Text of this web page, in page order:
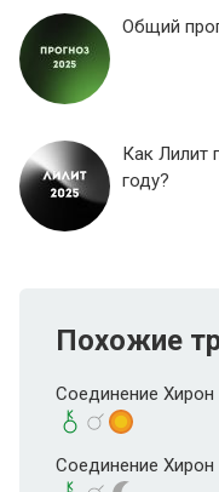
Общий
Как Лилит
году?
Похожие
Соединение
Соединение Хирон